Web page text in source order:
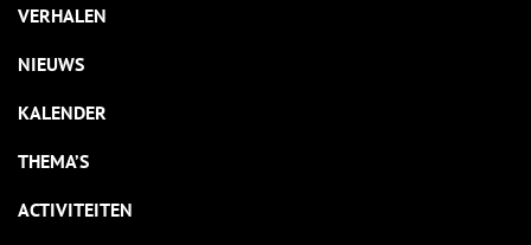
VERHALEN
NIEUWS
KALENDER
THEMA’S
ACTIVITEITEN